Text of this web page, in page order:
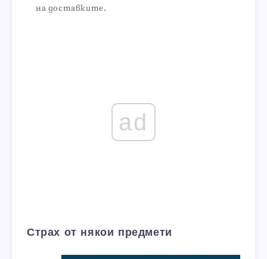
на доставките.
ad
Страх от някои предмети